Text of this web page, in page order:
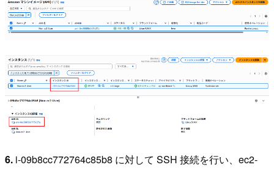
6. i-09b8cc772764c85b8 に対して SSH 接続を行い、ec2-